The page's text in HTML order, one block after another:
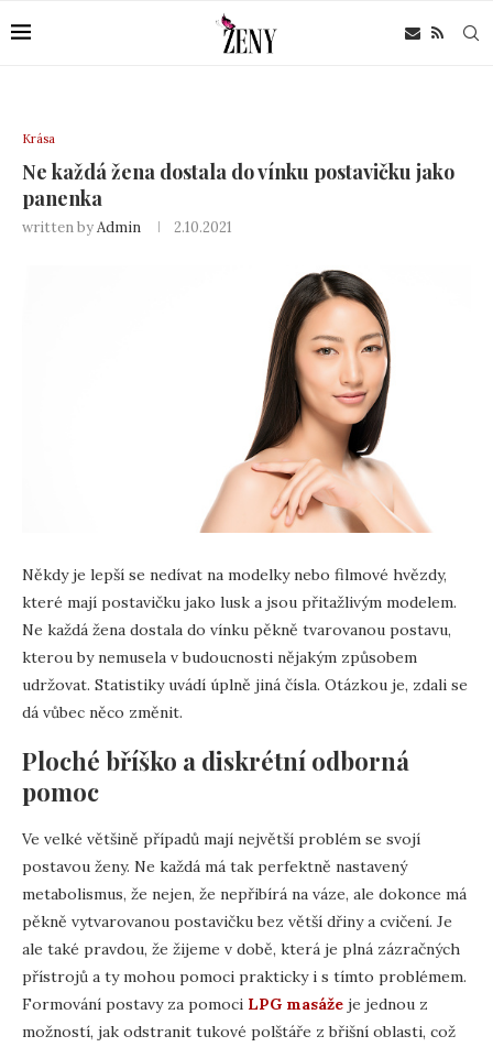
Krása
Ne každá žena dostala do vínku postavičku jako
panenka
written byAdmin 2.10.2021
Někdy je lepší se nedívat na modelky nebo filmové hvězdy,
které mají postavičku jako lusk a jsou přitažlivým modelem.
Ne každá žena dostala do vínku pěkně tvarovanou postavu,
kterou by nemusela v budoucnosti nějakým způsobem
udržovat. Statistiky uvádí úplně jiná čísla. Otázkou je, zdali se
dá vůbec něco změnit.
Ploché bříško a diskrétní odborná
pomoc
Ve velké většině případů mají největší problém se svojí
postavou ženy. Ne každá má tak perfektně nastavený
metabolismus, že nejen, že nepřibírá na váze, ale dokonce má
pěkně vytvarovanou postavičku bez větší dřiny a cvičení. Je
ale také pravdou, že žijeme v době, která je plná zázračných
přístrojů a ty mohou pomoci prakticky i s tímto problémem.
Formování postavy za pomoci LPG masáže je jednou z
možností, jak odstranit tukové polštáře z břišní oblasti, což